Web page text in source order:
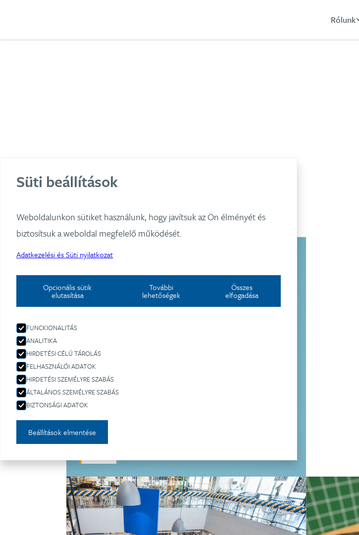
Rólunk
Süti beállítások
Weboldalunkon sütiket használunk, hogy javítsuk az Ön élményét és
biztosítsuk a weboldal megfelelő működését.
Adatkezelési és Süti nyilatkozat
Opcionális sütik
elutasítása
További
lehetőségek
Összes
elfogadása
FUNCKIONALITÁS
ANALITIKA
HIRDETÉSI CÉLÚ TÁROLÁS
FELHASZNÁLÓI ADATOK
HIRDETÉSI SZEMÉLYRE SZABÁS
ÁLTALÁNOS SZEMÉLYRE SZABÁS
BIZTONSÁGI ADATOK
Beállítások elmentése
INTEGRÁLT VÁLLALATI KOMMUNIKÁCIÓS STRATÉGIA